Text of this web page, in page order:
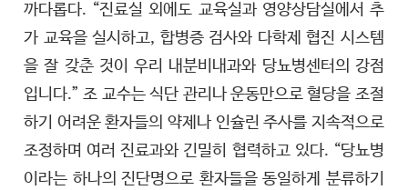
까다롭다. “진료실 외에도 교육실과 영양상담실에서 추
가 교육을 실시하고, 합병증 검사와 다학제 협진 시스템
을 잘 갖춘 것이 우리 내분비내과와 당뇨병센터의 강점
입니다.” 조 교수는 식단 관리나 운동만으로 혈당을 조절
하기 어려운 환자들의 약제나 인슐린 주사를 지속적으로
조정하며 여러 진료과와 긴밀히 협력하고 있다. “당뇨병
이라는 하나의 진단명으로 환자들을 동일하게 분류하기